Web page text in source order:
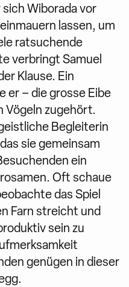
Wiborada vor
lassen, um
ratsuchende
verbringt Samuel
Klause. Ein
er – die grosse Eibe
Vögeln zugehört.
Begleiterin
sie gemeinsam
ein
Oft schaue
das Spiel
Farn streicht und
sein zu
genügen in dieser